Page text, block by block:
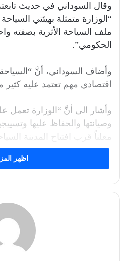
وقال السوداني في حديث تابعته
“الوزارة متمثلة بهيئتي
ملف السياحة الأثرية بصفته
الحكومي”.
وأضاف السوداني، أنَّ
اقتصادي مهم تعتمد عليه كثير
وأشار الى أنَّ “الوزارة تعمل
وصيانتها والحفاظ عليها
معلناً قرب افتتاح المدينة
اظهر